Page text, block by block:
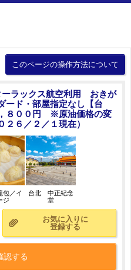
このページの操作方法について
ーラックス航空利用 おきが
ド・部屋指定なし【台
８００円 ※原油価格の変
６／２／１現在）
包／イ
ジ
台北 中正紀念
堂
お気に入りに
登録する
認する